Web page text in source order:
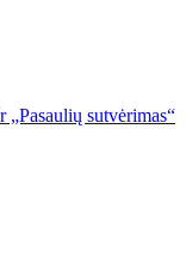
sutvėrimas“